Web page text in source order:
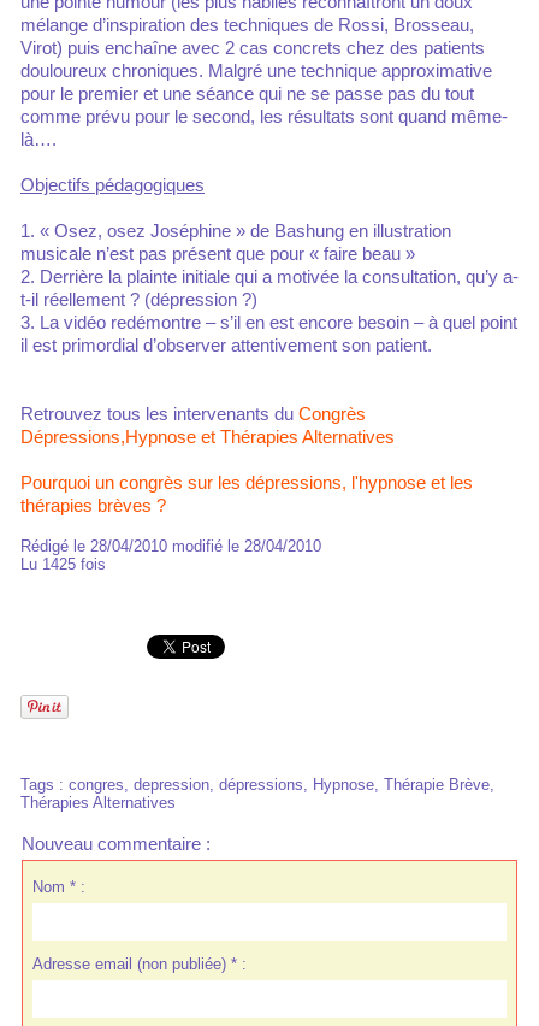
mélange d’inspiration des techniques de Rossi, Brosseau,
Virot) puis enchaîne avec 2 cas concrets chez des patients
douloureux chroniques. Malgré une technique approximative
pour le premier et une séance qui ne se passe pas du tout
comme prévu pour le second, les résultats sont quand même-
là….
Objectifs pédagogiques
1. « Osez, osez Joséphine » de Bashung en illustration
musicale n’est pas présent que pour « faire beau »
2. Derrière la plainte initiale qui a motivée la consultation, qu’y a-
t-il réellement ? (dépression ?)
3. La vidéo redémontre – s’il en est encore besoin – à quel point
il est primordial d’observer attentivement son patient.
Retrouvez tous les intervenants du Congrès
Dépressions,Hypnose et Thérapies Alternatives
Pourquoi un congrès sur les dépressions, l'hypnose et les
thérapies brèves ?
Rédigé le 28/04/2010 modifié le 28/04/2010
Lu 1425 fois
Tags : congres, depression, dépressions, Hypnose, Thérapie Brève,
Thérapies Alternatives
Nouveau commentaire :
Nom * :
Adresse email (non publiée) * :